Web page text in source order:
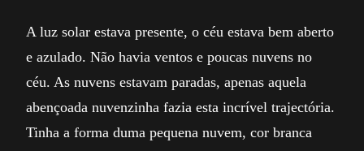
A luz solar estava presente, o céu estava bem aberto
e azulado. Não havia ventos e poucas nuvens no
céu. As nuvens estavam paradas, apenas aquela
abençoada nuvenzinha fazia esta incrível trajectória.
Tinha a forma duma pequena nuvem, cor branca